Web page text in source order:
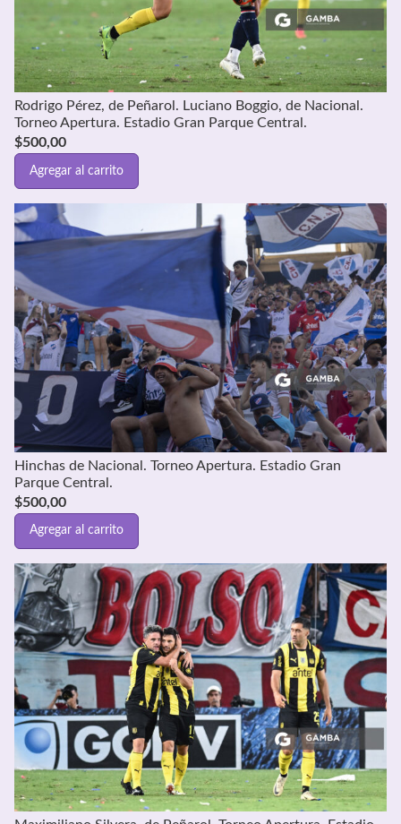
Rodrigo Pérez, de Peñarol. Luciano Boggio, de Nacional.
Torneo Apertura. Estadio Gran Parque Central.
$500,00
Agregar al carrito
Hinchas de Nacional. Torneo Apertura. Estadio Gran
Parque Central.
$500,00
Agregar al carrito